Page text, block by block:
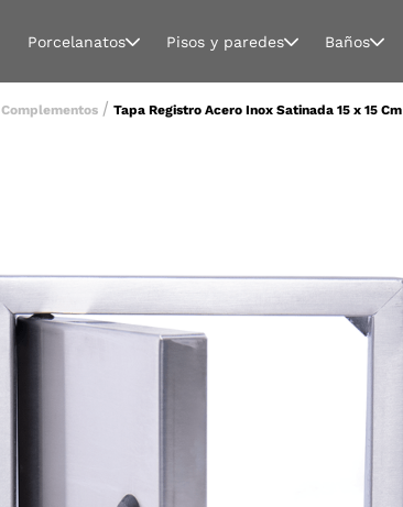
Porcelanatos Pisos y paredes Baños
Complementos Tapa Registro Acero Inox Satinada 15 x 15 Cm